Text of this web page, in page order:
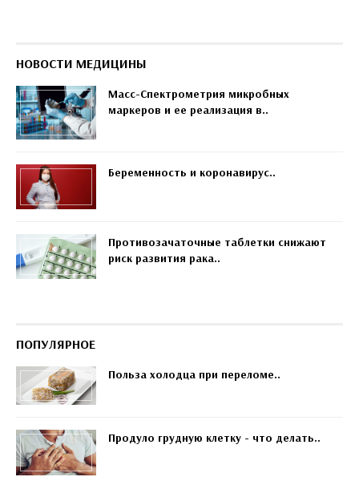
НОВОСТИ МЕДИЦИНЫ
Масс-Спектрометрия микробных
маркеров и ее реализация в..
Беременность и коронавирус..
Противозачаточные таблетки снижают
риск развития рака..
ПОПУЛЯРНОЕ
Польза холодца при переломе..
Продуло грудную клетку - что делать..